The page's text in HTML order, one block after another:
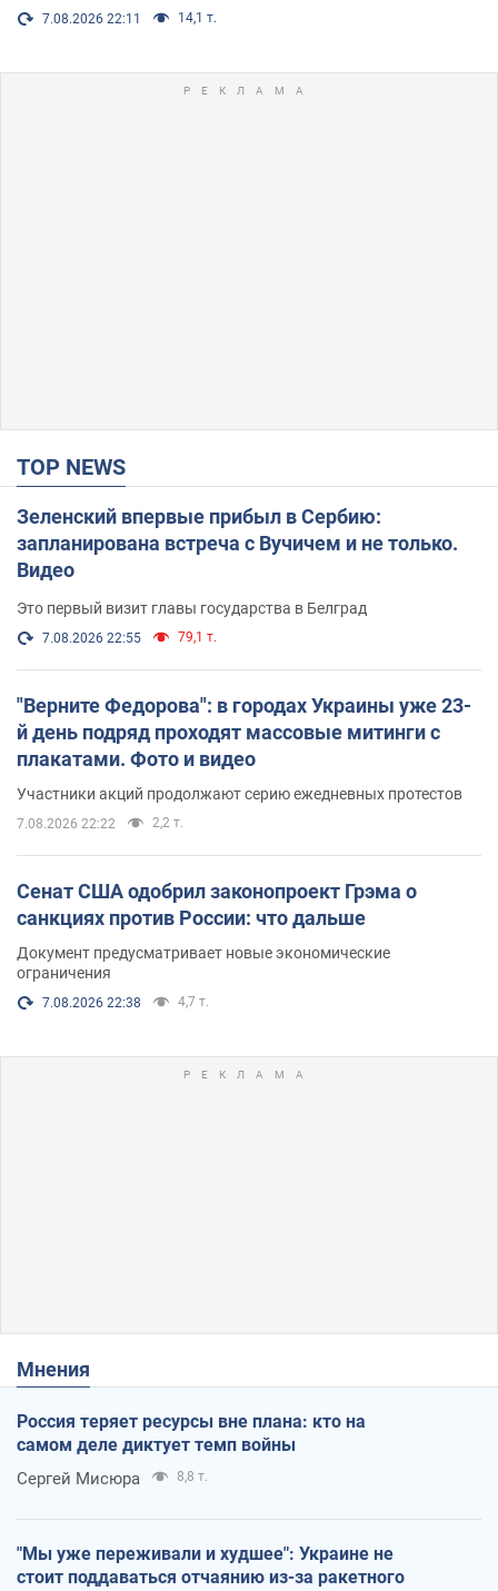
7.08.2026 22:11 14,1 т.
TOP NEWS
Зеленский впервые прибыл в Сербию:
запланирована встреча с Вучичем и не только.
Видео
Это первый визит главы государства в Белград
7.08.2026 22:55 79,1 т.
"Верните Федорова": в городах Украины уже 23-
й день подряд проходят массовые митинги с
плакатами. Фото и видео
Участники акций продолжают серию ежедневных протестов
7.08.2026 22:22 2,2 т.
Сенат США одобрил законопроект Грэма о
санкциях против России: что дальше
Документ предусматривает новые экономические
ограничения
7.08.2026 22:38 4,7 т.
Мнения
Россия теряет ресурсы вне плана: кто на
самом деле диктует темп войны
Сергей Мисюра 8,8 т.
"Мы уже переживали и худшее": Украине не
стоит поддаваться отчаянию из-за ракетного